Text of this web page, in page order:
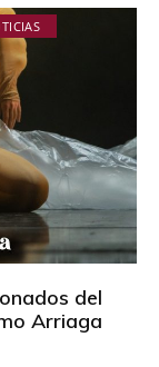
del
Arriaga